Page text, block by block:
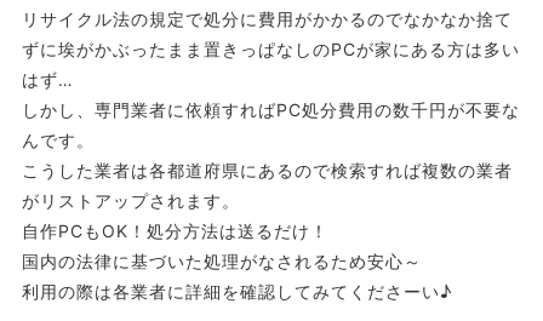
リサイクル法の規定で処分に費用がかかるのでなかなか捨て
ずに埃がかぶったまま置きっぱなしのPCが家にある方は多い
はず…
しかし、専門業者に依頼すればPC処分費用の数千円が不要な
んです。
こうした業者は各都道府県にあるので検索すれば複数の業者
がリストアップされます。
自作PCもOK！処分方法は送るだけ！
国内の法律に基づいた処理がなされるため安心～
利用の際は各業者に詳細を確認してみてくださーい♪